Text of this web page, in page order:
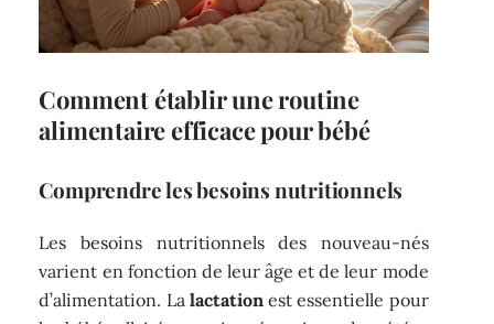
Comment établir une routine
alimentaire efficace pour bébé
Comprendre les besoins nutritionnels
Les besoins nutritionnels des nouveau-nés
varient en fonction de leur âge et de leur mode
d’alimentation. La lactationest essentielle pour